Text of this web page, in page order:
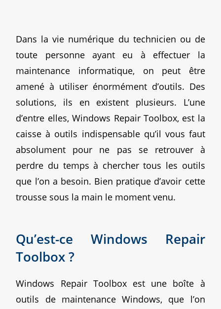
Dans la vie numérique du technicien ou de
toute personne ayant eu à effectuer la
maintenance informatique, on peut être
amené à utiliser énormément d’outils. Des
solutions, ils en existent plusieurs. L’une
d’entre elles, Windows Repair Toolbox, est la
caisse à outils indispensable qu’il vous faut
absolument pour ne pas se retrouver à
perdre du temps à chercher tous les outils
que l’on a besoin. Bien pratique d’avoir cette
trousse sous la main le moment venu.
Qu’est-ce Windows Repair
Toolbox ?
Windows Repair Toolbox est une boîte à
outils de maintenance Windows, que l’on